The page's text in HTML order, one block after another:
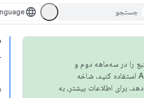
را در سه‌ماهه دوم و
استفاده کنید. شاخه